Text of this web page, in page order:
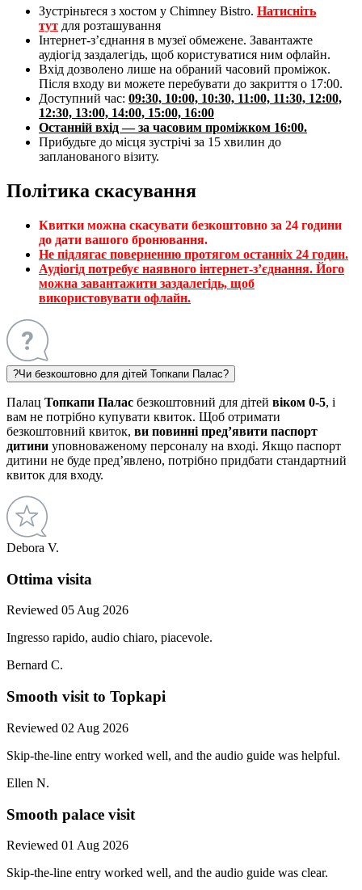
Зустріньтеся з хостом у Chimney Bistro. Натисніть
тут для розташування
Інтернет-з’єднання в музеї обмежене. Завантажте
аудіогід заздалегідь, щоб користуватися ним офлайн.
Вхід дозволено лише на обраний часовий проміжок.
Після входу ви можете перебувати до закриття о 17:00.
Доступний час: 09:30, 10:00, 10:30, 11:00, 11:30, 12:00,
12:30, 13:00, 14:00, 15:00, 16:00
Останній вхід — за часовим проміжком 16:00.
Прибудьте до місця зустрічі за 15 хвилин до
запланованого візиту.
Політика скасування
Квитки можна скасувати безкоштовно за 24 години
до дати вашого бронювання.
Не підлягає поверненню протягом останніх 24 годин.
Аудіогід потребує наявного інтернет-з’єднання. Його
можна завантажити заздалегідь, щоб
використовувати офлайн.
?Чи безкоштовно для дітей Топкапи Палас?
Палац Топкапи Палас безкоштовний для дітей віком 0-5, і
вам не потрібно купувати квиток. Щоб отримати
безкоштовний квиток, ви повинні пред’явити паспорт
дитини уповноваженому персоналу на вході. Якщо паспорт
дитини не буде пред’явлено, потрібно придбати стандартний
квиток для входу.
Debora V.
Ottima visita
Reviewed 05 Aug 2026
Ingresso rapido, audio chiaro, piacevole.
Bernard C.
Smooth visit to Topkapi
Reviewed 02 Aug 2026
Skip-the-line entry worked well, and the audio guide was helpful.
Ellen N.
Smooth palace visit
Reviewed 01 Aug 2026
Skip-the-line entry worked well, and the audio guide was clear.